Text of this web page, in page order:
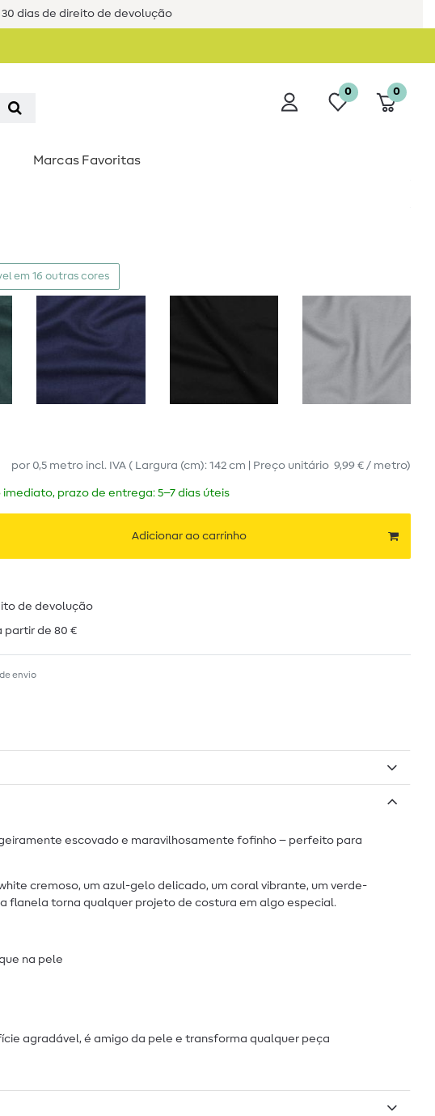
30 dias de direito de devolução
0 0
Marcas Favoritas
em 16 outras cores
por 0,5 metro incl. IVA ( Largura (cm): 142 cm | Preço unitário 9,99 € / metro)
imediato, prazo de entrega: 5–7 dias úteis
Adicionar ao carrinho
de devolução
partir de 80 €
envio
escovado e maravilhosamente fofinho – perfeito para
cremoso, um azul-gelo delicado, um coral vibrante, um verde-
flanela torna qualquer projeto de costura em algo especial.
na pele
agradável, é amigo da pele e transforma qualquer peça